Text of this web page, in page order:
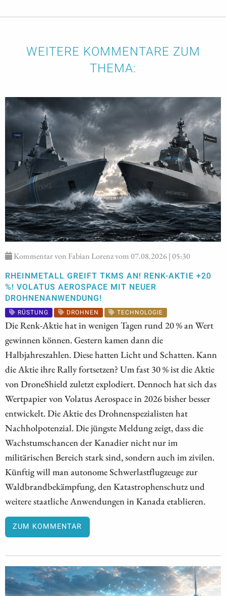
WEITERE KOMMENTARE ZUM
THEMA:
Kommentar von Fabian Lorenz vom 07.08.2026 | 05:30
RHEINMETALL GREIFT TKMS AN! RENK-AKTIE +20
%! VOLATUS AEROSPACE MIT NEUER
DROHNENANWENDUNG!
RÜSTUNG DROHNEN TECHNOLOGIE
Die Renk-Aktie hat in wenigen Tagen rund 20 % an Wert
gewinnen können. Gestern kamen dann die
Halbjahreszahlen. Diese hatten Licht und Schatten. Kann
die Aktie ihre Rally fortsetzen? Um fast 30 % ist die Aktie
von DroneShield zuletzt explodiert. Dennoch hat sich das
Wertpapier von Volatus Aerospace in 2026 bisher besser
entwickelt. Die Aktie des Drohnenspezialisten hat
Nachholpotenzial. Die jüngste Meldung zeigt, dass die
Wachstumschancen der Kanadier nicht nur im
militärischen Bereich stark sind, sondern auch im zivilen.
Künftig will man autonome Schwerlastflugzeuge zur
Waldbrandbekämpfung, den Katastrophenschutz und
weitere staatliche Anwendungen in Kanada etablieren.
ZUM KOMMENTAR